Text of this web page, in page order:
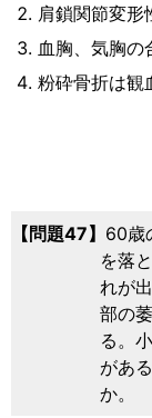
肩鎖関節変形
血胸、気胸の
粉砕骨折は観
問題47
60歳
を落
れが
部の
る。
があ
か。